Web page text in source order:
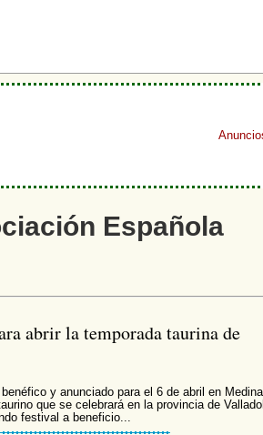
Española
abrir la temporada taurina de
y anunciado para el 6 de abril en Medina
que se celebrará en la provincia de
festival a beneficio...